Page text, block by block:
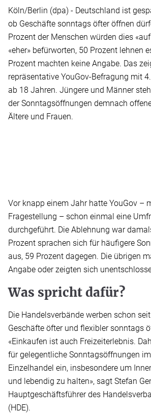
Köln/Berlin (dpa) - Deutschland ist
ob Geschäfte sonntags öfter öffnen
Prozent der Menschen würden dies
«eher» befürworten, 50 Prozent lehnen
Prozent machten keine Angabe. Das
repräsentative YouGov-Befragung mit
ab 18 Jahren. Jüngere und Männer
der Sonntagsöffnungen demnach
Ältere und Frauen.
Vor knapp einem Jahr hatte YouGov –
Fragestellung – schon einmal eine
durchgeführt. Die Ablehnung war
Prozent sprachen sich für häufigere
aus, 59 Prozent dagegen. Die übrigen
Angabe oder zeigten sich
Was spricht dafür?
Die Handelsverbände werben schon
Geschäfte öfter und flexibler sonntags
«Einkaufen ist auch Freizeiterlebnis.
für gelegentliche Sonntagsöffnungen
Einzelhandel ein, insbesondere um
und lebendig zu halten», sagt Stefan
Hauptgeschäftsführer des
(HDE).